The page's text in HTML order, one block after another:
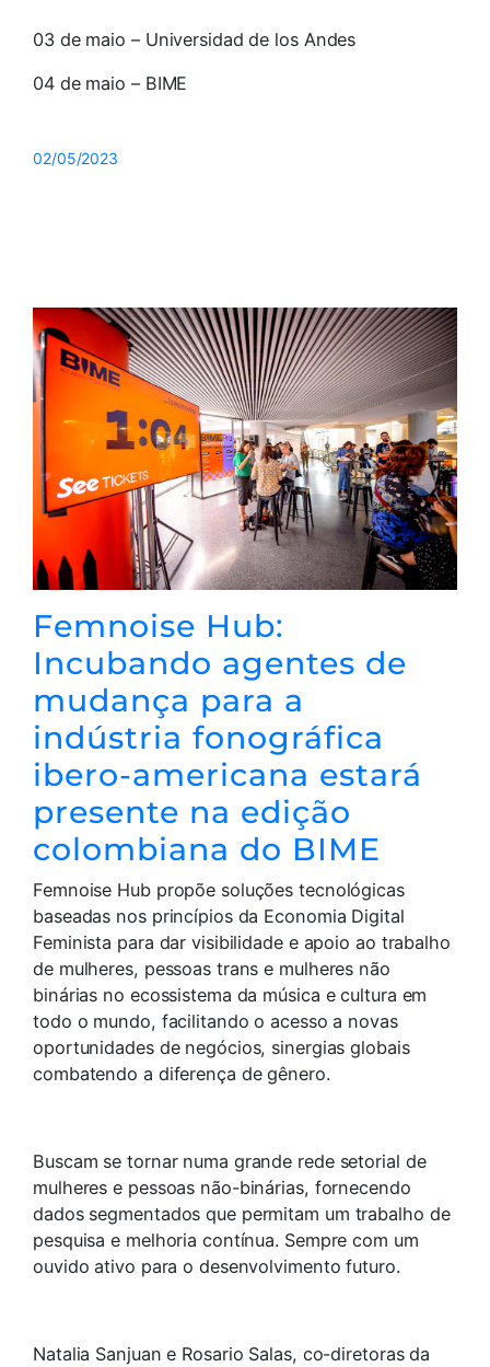
03 de maio – Universidad de los Andes
04 de maio – BIME
02/05/2023
Femnoise Hub:
Incubando agentes de
mudança para a
indústria fonográfica
ibero-americana estará
presente na edição
colombiana do BIME
Femnoise Hub propõe soluções tecnológicas
baseadas nos princípios da Economia Digital
Feminista para dar visibilidade e apoio ao trabalho
de mulheres, pessoas trans e mulheres não
binárias no ecossistema da música e cultura em
todo o mundo, facilitando o acesso a novas
oportunidades de negócios, sinergias globais
combatendo a diferença de gênero.
Buscam se tornar numa grande rede setorial de
mulheres e pessoas não-binárias, fornecendo
dados segmentados que permitam um trabalho de
pesquisa e melhoria contínua. Sempre com um
ouvido ativo para o desenvolvimento futuro.
Natalia Sanjuan e Rosario Salas, co-diretoras da